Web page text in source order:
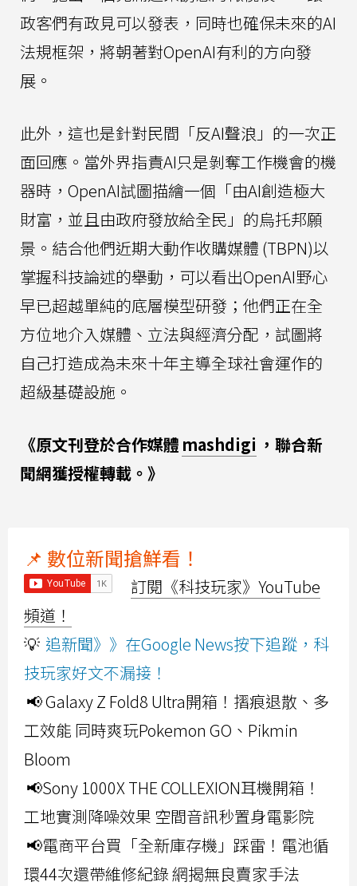
政客們有政見可以發表，同時也確保未來的AI
法規框架，將朝著對OpenAI有利的方向發
展。
此外，這也是針對民間「反AI聲浪」的一次正
面回應。當外界指責AI只是剝奪工作機會的機
器時，OpenAI試圖描繪一個「由AI創造極大
財富，並且由政府發放給全民」的烏托邦願
景。結合他們近期大動作收購媒體 (TBPN)以
掌握科技論述的舉動，可以看出OpenAI野心
早已超越單純的底層模型研發；他們正在全
方位地介入媒體、立法與經濟分配，試圖將
自己打造成為未來十年主導全球社會運作的
超級基礎設施。
《原文刊登於合作媒體 mashdigi ，聯合新
聞網獲授權轉載。》
📌 數位新聞搶鮮看！
訂閱《科技玩家》YouTube
頻道！
💡 追新聞》》在Google News按下追蹤，科
技玩家好文不漏接！
📢 Galaxy Z Fold8 Ultra開箱！摺痕退散、多
工效能 同時爽玩Pokemon GO、Pikmin
Bloom
📢Sony 1000X THE COLLEXION耳機開箱！
工地實測降噪效果 空間音訊秒置身電影院
📢電商平台買「全新庫存機」踩雷！電池循
環44次還帶維修紀錄 網揭無良賣家手法